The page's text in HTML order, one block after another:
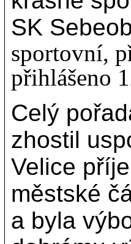
SK
sportovní,
přihlášeno
Celý
zhostil
Velice
městské
a byla